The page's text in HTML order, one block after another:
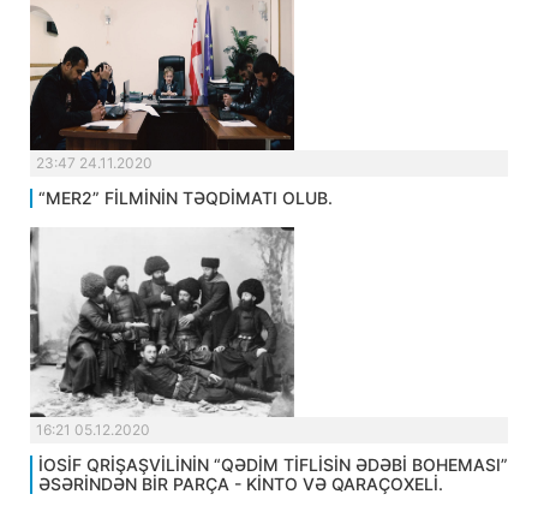
23:47 24.11.2020
“MER2” FİLMİNİN TƏQDİMATI OLUB.
16:21 05.12.2020
İOSİF QRİŞAŞVİLİNİN “QƏDİM TİFLİSİN ƏDƏBİ BOHEMASI”
ƏSƏRİNDƏN BİR PARÇA - KİNTO VƏ QARAÇOXELİ.